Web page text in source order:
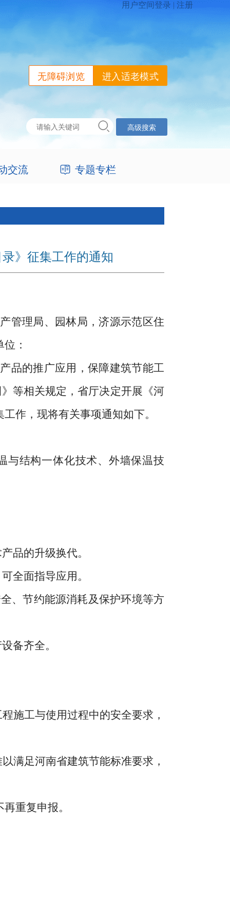
无障碍浏览 进入适老模式
高级搜索
交流 专题专栏
》征集工作的通知
管理局、园林局，济源示范区住
：
品的推广应用，保障建筑节能工
等相关规定，省厅决定开展《河
作，现将有关事项通知如下。
结构一体化技术、外墙保温技
品的升级换代。
全面指导应用。
、节约能源消耗及保护环境等方
备齐全。
工与使用过程中的安全要求，
足河南省建筑节能标准要求，
重复申报。